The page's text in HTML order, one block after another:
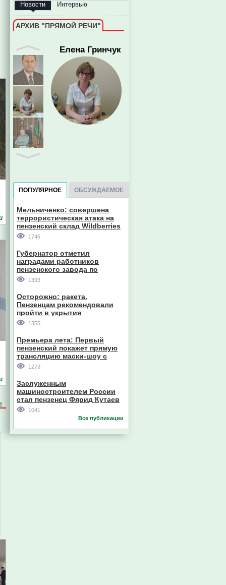
Новости Интервью
АРХИВ "ПРЯМОЙ РЕЧИ"
Евгений Пазечко
Главный судебный пристав
ПОПУЛЯРНОЕ ОБСУЖДАЕМОЕ
Мельниченко: совершена
террористическая атака на
пензенский склад Wildberries
1746
Губернатор отметил
наградами работников
пензенского завода по
производству станков
1393
Осторожно: ракета.
Пензенцам рекомендовали
пройти в укрытия
1355
Премьера лета: Первый
пензенский покажет прямую
трансляцию маски-шоу с
участием компании из Южной
1273
Заслуженным
машиностроителем России
стал пензенец Фярид Кутаев
1041
Все публикации